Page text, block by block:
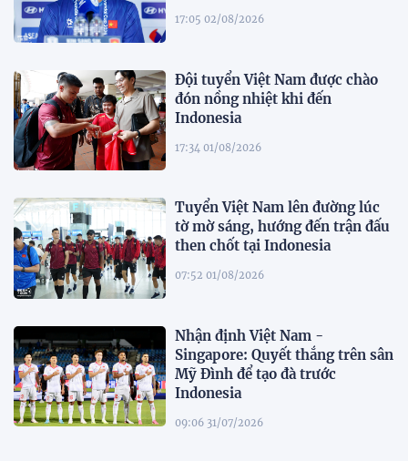
17:05 02/08/2026
Đội tuyển Việt Nam được chào
đón nồng nhiệt khi đến
Indonesia
17:34 01/08/2026
Tuyển Việt Nam lên đường lúc
tờ mờ sáng, hướng đến trận đấu
then chốt tại Indonesia
07:52 01/08/2026
Nhận định Việt Nam -
Singapore: Quyết thắng trên sân
Mỹ Đình để tạo đà trước
Indonesia
09:06 31/07/2026